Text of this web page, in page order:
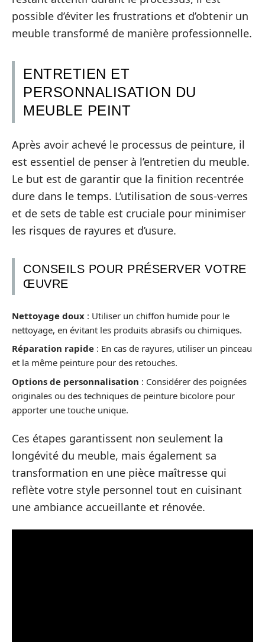
possible d’éviter les frustrations et d’obtenir un
meuble transformé de manière professionnelle.
ENTRETIEN ET
PERSONNALISATION DU
MEUBLE PEINT
Après avoir achevé le processus de peinture, il
est essentiel de penser à l’entretien du meuble.
Le but est de garantir que la finition recentrée
dure dans le temps. L’utilisation de sous-verres
et de sets de table est cruciale pour minimiser
les risques de rayures et d’usure.
CONSEILS POUR PRÉSERVER VOTRE
ŒUVRE
Nettoyage doux : Utiliser un chiffon humide pour le
nettoyage, en évitant les produits abrasifs ou chimiques.
Réparation rapide : En cas de rayures, utiliser un pinceau
et la même peinture pour des retouches.
Options de personnalisation : Considérer des poignées
originales ou des techniques de peinture bicolore pour
apporter une touche unique.
Ces étapes garantissent non seulement la
longévité du meuble, mais également sa
transformation en une pièce maîtresse qui
reflète votre style personnel tout en cuisinant
une ambiance accueillante et rénovée.